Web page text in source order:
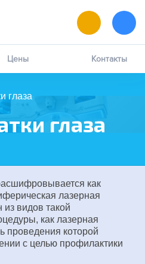
написать в чат
Цены Контакты
глаза
глаза
как
лазерная
видов такой
как лазерная
проведения которой
с целью профилактики